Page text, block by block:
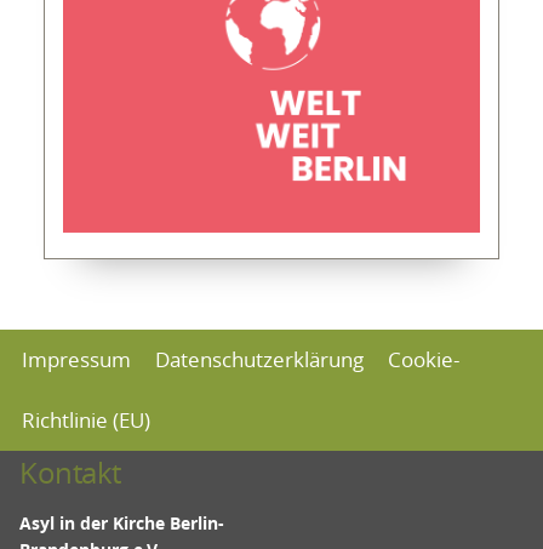
Kontakt
Asyl in der Kirche Berlin-
Impressum Datenschutzerklärung Cookie-
Richtlinie (EU)